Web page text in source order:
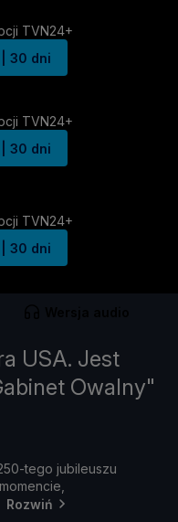
TVN24+
| 30 dni
TVN24+
| 30 dni
TVN24+
| 30 dni
USA. Jest
Owalny"
tego jubileuszu
momencie,
Rozwiń